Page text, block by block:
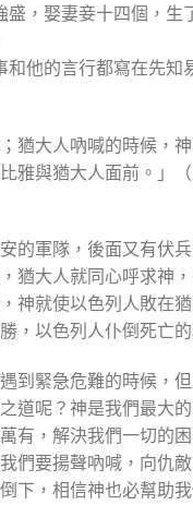
盛，娶妻妾十四個，生
和他的言行都寫在先知
；猶大人吶喊的時候，
雅與猶大人面前。」
的軍隊，後面又有伏
猶大人就同心呼求神
神就使以色列人敗在
，以色列人仆倒死亡
到緊急危難的時候，
道呢？神是我們最大
有，解決我們一切的
們要揚聲吶喊，向仇
下，相信神也必幫助